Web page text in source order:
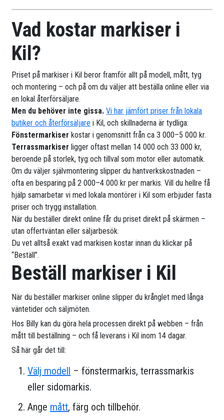
Vad kostar markiser i
Kil?
Priset på markiser i Kil beror framför allt på modell, mått, tyg
och montering – och på om du väljer att beställa online eller via
en lokal återförsäljare.
Men du behöver inte gissa.Vi har jämfört priser från lokala
butiker och återförsäljare i Kil, och skillnaderna är tydliga:
Fönstermarkiser kostar i genomsnitt från ca 3 000–5 000 kr.
Terrassmarkiser ligger oftast mellan 14 000 och 33 000 kr,
beroende på storlek, tyg och tillval som motor eller automatik.
Om du väljer självmontering slipper du hantverkskostnaden –
ofta en besparing på 2 000–4 000 kr per markis. Vill du hellre få
hjälp samarbetar vi med lokala montörer i Kil som erbjuder fasta
priser och trygg installation.
När du beställer direkt online får du priset direkt på skärmen –
utan offertväntan eller säljarbesök.
Du vet alltså exakt vad markisen kostar innan du klickar på
“Beställ”.
Beställ markiser i Kil
När du beställer markiser online slipper du krånglet med långa
väntetider och säljmöten.
Hos Billy kan du göra hela processen direkt på webben – från
mått till beställning – och få leverans i Kil inom 14 dagar.
Så här går det till:
Välj modell – fönstermarkis, terrassmarkis
eller sidomarkis.
Ange mått, färg och tillbehör.